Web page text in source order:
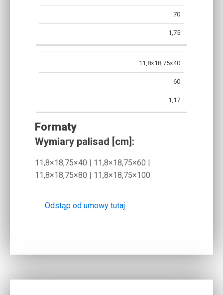
70
1,75
11,8×18,75×40
60
1,17
Formaty
Wymiary palisad [cm]:
11,8×18,75×40 | 11,8×18,75×60 |
11,8×18,75×80 | 11,8×18,75×100
Odstąp od umowy tutaj